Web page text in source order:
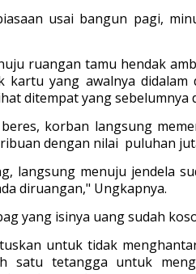
usai bangun pagi,
ruangan tamu hendak
kartu yang awalnya
ditempat yang sebelumnya
korban langsung
dengan nilai puluhan
langsung menuju jendela
diruangan," Ungkapnya.
yang isinya uang sudah
untuk tidak
satu tetangga untuk